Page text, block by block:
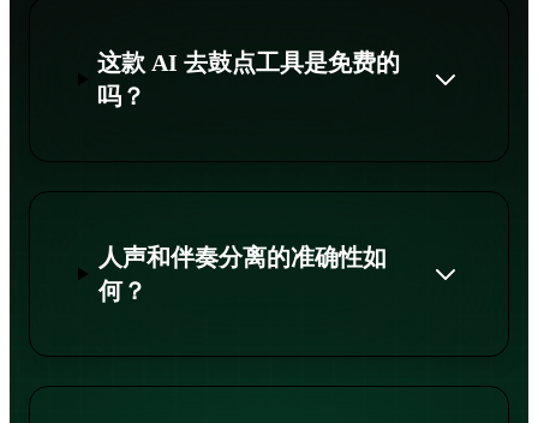
这款 AI 去鼓点工具是免费的
吗？
人声和伴奏分离的准确性如
何？